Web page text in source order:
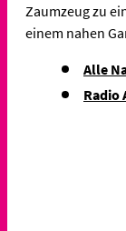
Zaumzeug zu
einem nahen
Alle
Radio